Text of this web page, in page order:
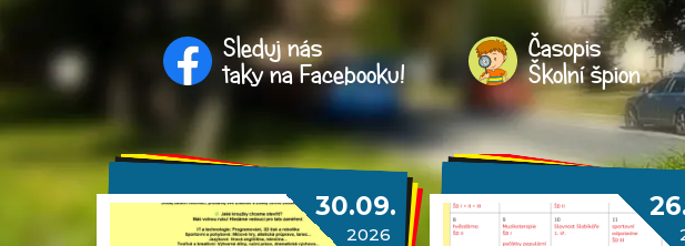
Sleduj nás
taky na Facebooku!
Časopis
Školní špion
30.09.
2026